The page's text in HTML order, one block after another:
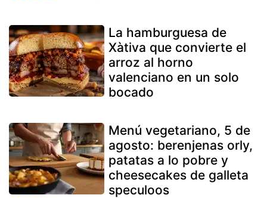
La hamburguesa de
Xàtiva que convierte el
arroz al horno
valenciano en un solo
bocado
Menú vegetariano, 5 de
agosto: berenjenas orly,
patatas a lo pobre y
cheesecakes de galleta
speculoos